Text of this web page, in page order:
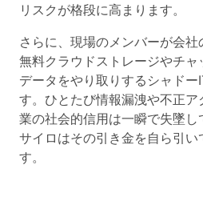
リスクが格段に高まります。
さらに、現場のメンバーが会
無料クラウドストレージやチ
データをやり取りするシャドー
す。ひとたび情報漏洩や不正
業の社会的信用は一瞬で失墜し
サイロはその引き金を自ら引
す。